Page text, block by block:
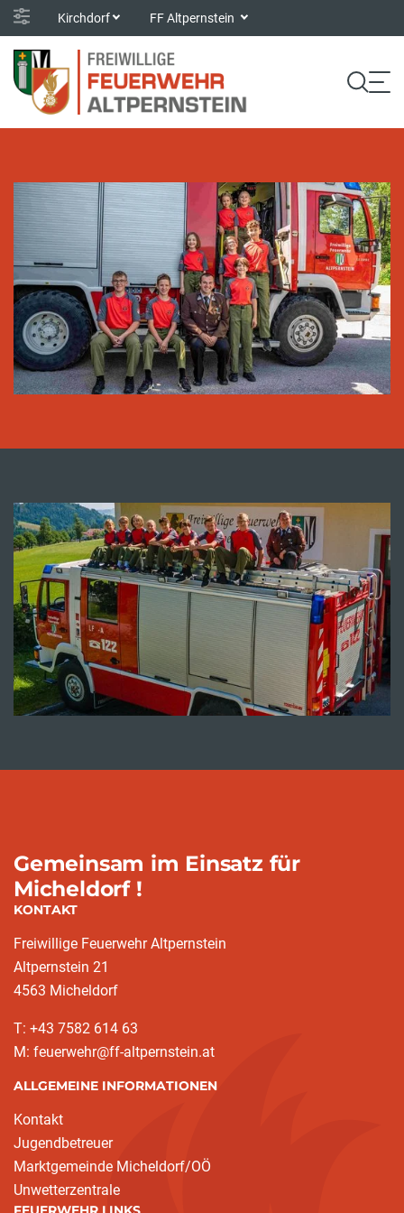
Kirchdorf FF Altpernstein
Gemeinsam im Einsatz für
Micheldorf !
KONTAKT
Freiwillige Feuerwehr Altpernstein
Altpernstein 21
4563 Micheldorf
T: +43 7582 614 63
M: feuerwehr@ff-altpernstein.at
ALLGEMEINE INFORMATIONEN
Kontakt
Jugendbetreuer
Marktgemeinde Micheldorf/OÖ
Unwetterzentrale